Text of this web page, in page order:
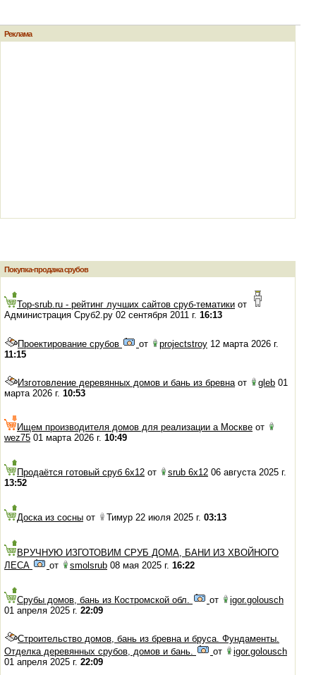
Реклама
Покупка-продажа срубов
Top-srub.ru - рейтинг лучших сайтов сруб-тематики от
Администрация Сруб2.ру 02 сентября 2011 г. 16:13
Проектирование срубов от projectstroy 12 марта 2026 г.
11:15
Изготовление деревянных домов и бань из бревнаот gleb 01
марта 2026 г. 10:53
Ищем производителя домов для реализации а Москве от
wez75 01 марта 2026 г. 10:49
Продаётся готовый сруб 6х12 от srub 6x12 06 августа 2025 г.
13:52
Доска из сосны от Тимур 22 июля 2025 г. 03:13
ВРУЧНУЮ ИЗГОТОВИМ СРУБ ДОМА, БАНИ ИЗ ХВОЙНОГО
ЛЕСА
от smolsrub 08 мая 2025 г. 16:22
Срубы домов, бань из Костромской обл. от
igor.golousch
01 апреля 2025 г. 22:09
Строительство домов, бань из бревна и бруса. Фундаменты.
Отделка деревянных срубов, домов и бань.
от
igor.golousch
01 апреля 2025 г. 22:09